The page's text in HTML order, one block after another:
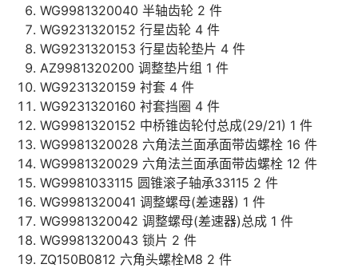
WG9981320040 半轴齿轮 2 件
WG9231320152 行星齿轮 4 件
WG9231320153 行星齿轮垫片 4 件
AZ9981320200 调整垫片组 1 件
WG9231320159 衬套 4 件
WG9231320160 衬套挡圈 4 件
WG9981320152 中桥锥齿轮付总成(29/21) 1 件
WG9981320028 六角法兰面承面带齿螺栓 16 件
WG9981320029 六角法兰面承面带齿螺栓 12 件
WG9981033115 圆锥滚子轴承33115 2 件
WG9981320041 调整螺母(差速器) 1 件
WG9981320042 调整螺母(差速器)总成 1 件
WG9981320043 锁片 2 件
ZQ150B0812 六角头螺栓M8 2 件